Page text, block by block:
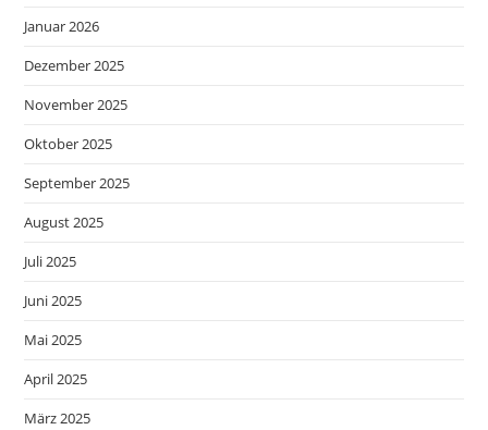
Januar 2026
Dezember 2025
November 2025
Oktober 2025
September 2025
August 2025
Juli 2025
Juni 2025
Mai 2025
April 2025
März 2025